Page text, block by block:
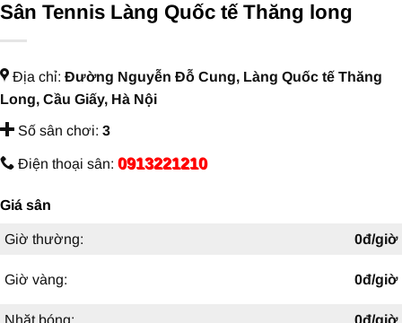
Sân Tennis Làng Quốc tế Thăng long
Địa chỉ: Đường Nguyễn Đỗ Cung, Làng Quốc tế Thăng
Long, Cầu Giấy, Hà Nội
Số sân chơi: 3
Điện thoại sân: 0913221210
Giá sân
Giờ thường: 0đ/giờ
Giờ vàng: 0đ/giờ
Nhặt bóng: 0đ/giờ